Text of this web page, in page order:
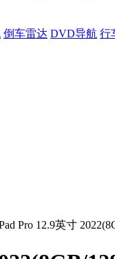
倒车雷达 DVD导航 行
Pro 12.9英寸